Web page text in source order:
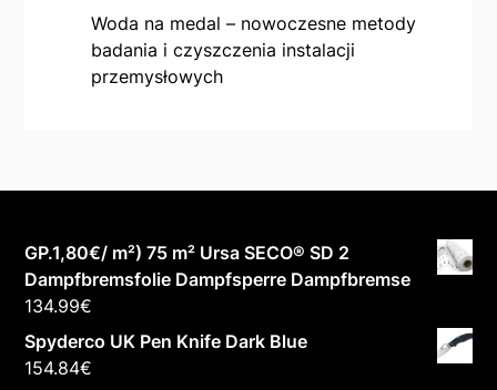
Woda na medal – nowoczesne metody
badania i czyszczenia instalacji
przemysłowych
GP.1,80€/ m²) 75 m² Ursa SECO® SD 2
Dampfbremsfolie Dampfsperre Dampfbremse
134.99€
Spyderco UK Pen Knife Dark Blue
154.84€